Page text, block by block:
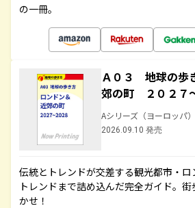
の一冊。
Ａ０３ 地球の歩
郊の町 ２０２７
Aシリーズ（ヨーロッパ
2026.09.10 発売
伝統とトレンドが交差する観光都市・
トレンドまで詰め込んだ完全ガイド。
かせ！